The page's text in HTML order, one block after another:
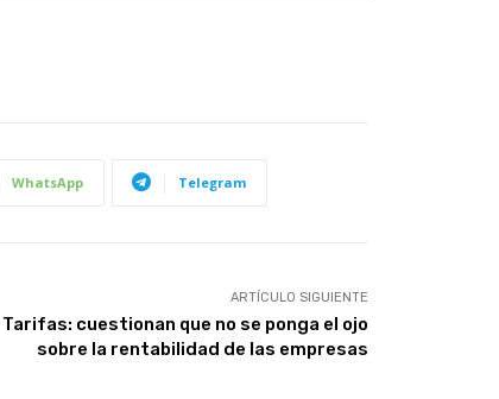
WhatsApp Telegram
ARTÍCULO SIGUIENTE
Tarifas: cuestionan que no se ponga el ojo
sobre la rentabilidad de las empresas